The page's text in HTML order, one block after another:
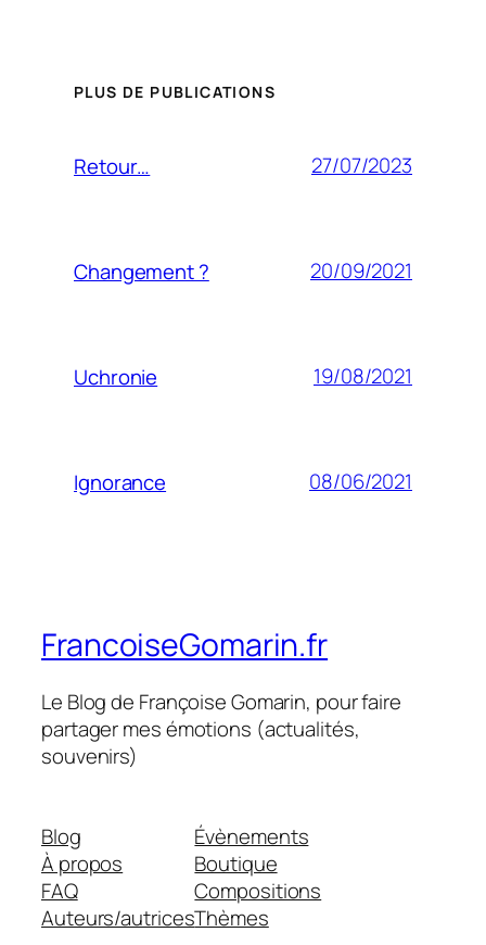
PLUS DE PUBLICATIONS
Retour… 27/07/2023
Changement ? 20/09/2021
Uchronie 19/08/2021
Ignorance 08/06/2021
FrancoiseGomarin.fr
Le Blog de Françoise Gomarin, pour faire
partager mes émotions (actualités,
souvenirs)
Blog
À propos
FAQ
Auteurs/autrices
Évènements
Boutique
Compositions
Thèmes